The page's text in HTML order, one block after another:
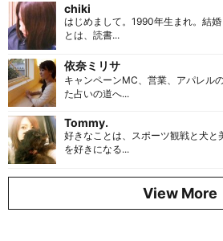
chiki
はじめまして。1990年生まれ。結
とは、読書...
依奈ミリサ
キャンペーンMC、営業、アパレル
た占いの道へ...
Tommy.
好きなことは、スポーツ観戦と犬と
を好きになる...
View More